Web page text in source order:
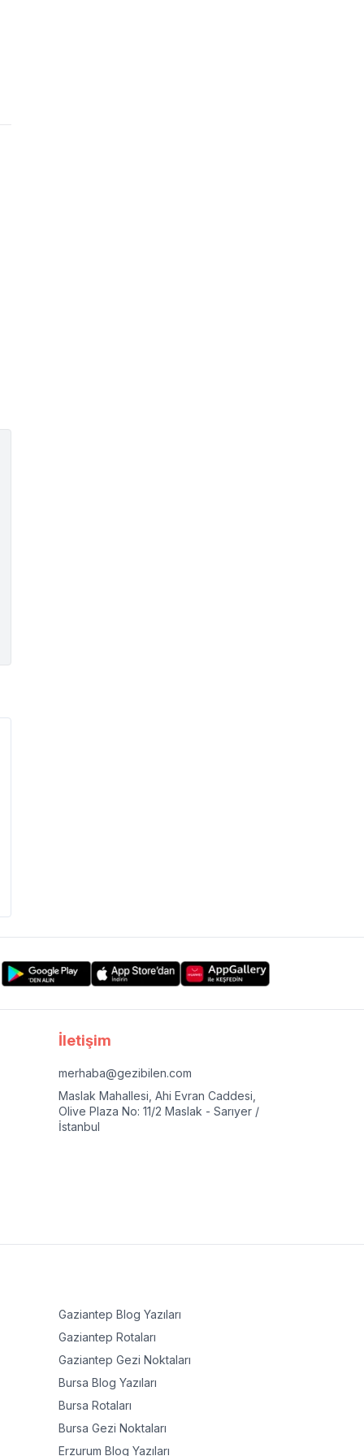
İletişim
merhaba@gezibilen.com
Maslak Mahallesi, Ahi Evran Caddesi,
Olive Plaza No: 11/2 Maslak - Sarıyer /
İstanbul
Gaziantep Blog Yazıları
Gaziantep Rotaları
Gaziantep Gezi Noktaları
Bursa Blog Yazıları
Bursa Rotaları
Bursa Gezi Noktaları
Erzurum Blog Yazıları